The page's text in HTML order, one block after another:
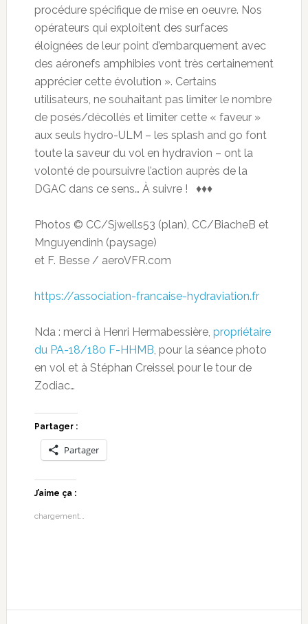
procédure spécifique de mise en oeuvre. Nos
opérateurs qui exploitent des surfaces
éloignées de leur point d’embarquement avec
des aéronefs amphibies vont très certainement
apprécier cette évolution ». Certains
utilisateurs, ne souhaitant pas limiter le nombre
de posés/décollés et limiter cette « faveur »
aux seuls hydro-ULM – les splash and go font
toute la saveur du vol en hydravion – ont la
volonté de poursuivre l’action auprès de la
DGAC dans ce sens… À suivre ! ♦♦♦
Photos © CC/Sjwells53 (plan), CC/BiacheB et
Mnguyendinh (paysage)
et F. Besse / aeroVFR.com
https://association-francaise-hydraviation.fr
Nda : merci à Henri Hermabessière, propriétaire
du PA-18/180 F-HHMB, pour la séance photo
en vol et à Stéphan Creissel pour le tour de
Zodiac…
Partager :
Partager
J’aime ça :
chargement…